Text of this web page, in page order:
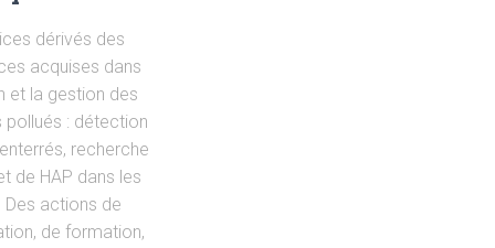
dérivés des
acquises dans
et la gestion des
pollués : détection
recherche
de HAP dans les
Des actions de
de formation,